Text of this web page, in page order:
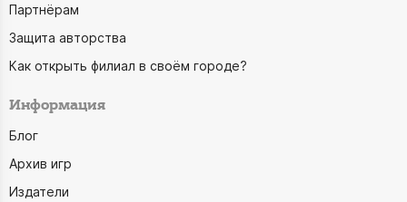
Партнёрам
Защита авторства
Как открыть филиал в своём городе?
Информация
Блог
Архив игр
Издатели